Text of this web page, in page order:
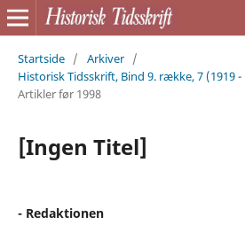
Startside / Arkiver /
Historisk Tidsskrift, Bind 9. række, 7 (1919 -
Artikler før 1998
[Ingen Titel]
- Redaktionen